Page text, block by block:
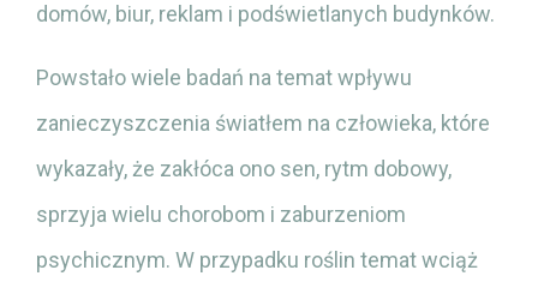
domów, biur, reklam i podświetlanych budynków.
Powstało wiele badań na temat wpływu
zanieczyszczenia światłem na człowieka, które
wykazały, że zakłóca ono sen, rytm dobowy,
sprzyja wielu chorobom i zaburzeniom
psychicznym. W przypadku roślin temat wciąż